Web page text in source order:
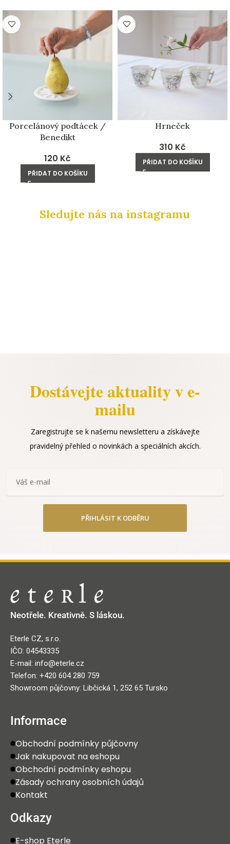
Porcelánový podtácek /
Benedikt
120 Kč
PŘIDAT DO KOŠÍKU
Hrneček
310 Kč
PŘIDAT DO KOŠÍKU
Sledujte nás na instagramu
Dostávejte aktuality v e-
mailu
Zaregistrujte se k našemu newsletteru a získávejte
pravidelný přehled o novinkách a speciálních akcích.
PŘIHLÁSIT K ODBĚRU
Neotřele. Kreativně. S láskou.
Eterle CZ, s.r.o.
IČO: 04543335
E-mail: info@eterle.cz
Telefon: +420 604 280 759
Showroom půjčovny: Libčická 1, 252 65 Tursko
Informace
Obchodní podmínky půjčovny
Jak nakupovat na eshopu
Obchodní podmínky eshopu
Zásady ochrany osobních údajů
Kontakt
Odkazy
E-shop Eterle